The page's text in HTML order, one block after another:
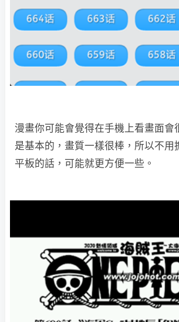
漫畫你可能會覺得在手機上看畫面會
是基本的，畫質一樣很棒，所以不用
平板的話，可能就更方便一些。